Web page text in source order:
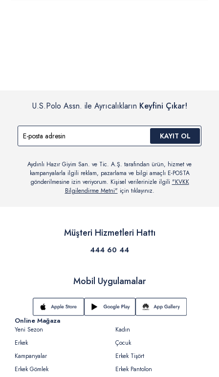
U.S.Polo Assn. ile Ayrıcalıkların Keyfini Çıkar!
KAYIT OL
Aydınlı Hazır Giyim San. ve Tic. A.Ş. tarafından ürün, hizmet ve
kampanyalarla ilgili reklam, pazarlama ve bilgi amaçlı E-POSTA
gönderilmesine izin veriyorum. Kişisel verilerinizle ilgili "KVKK
Bilgilendirme Metni" için tıklayınız.
Müşteri Hizmetleri Hattı
444 60 44
Mobil Uygulamalar
Online Mağaza
Yeni Sezon
Kadın
Erkek
Çocuk
Kampanyalar
Erkek Tişört
Erkek Gömlek
Erkek Pantolon